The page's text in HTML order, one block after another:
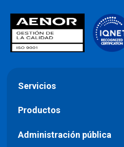
Servicios
Productos
Administración pública